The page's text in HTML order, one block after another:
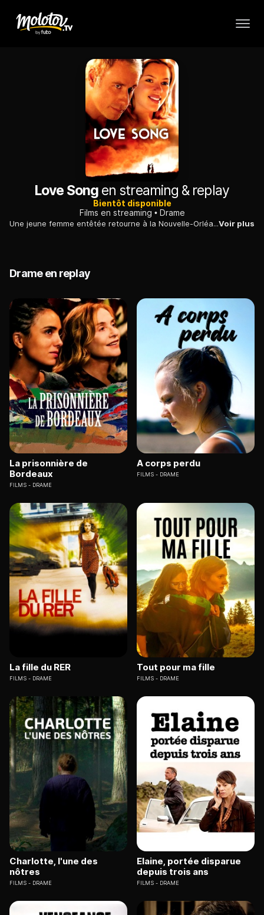
Love Songen streaming & replay
Bientôt disponible
Films en streaming
Drame
Une jeune femme entêtée retourne à la Nouvelle-Orléans après la mort de sa mère éloignée.Voir plus
Drame en replay
La prisonnière de
Bordeaux
FILMS DRAME
A corps perdu
FILMS DRAME
La fille du RER
FILMS DRAME
Tout pour ma fille
FILMS DRAME
Charlotte, l'une des
nôtres
FILMS DRAME
Elaine, portée disparue
depuis trois ans
FILMS DRAME